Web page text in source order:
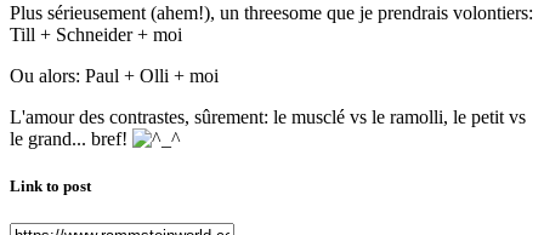
Plus sérieusement (ahem!), un threesome que je prendrais volontiers:
Till + Schneider + moi
Ou alors: Paul + Olli + moi
L'amour des contrastes, sûrement: le musclé vs le ramolli, le petit vs
le grand... bref!
Link to post